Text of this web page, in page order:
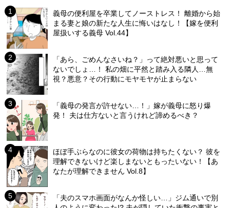
義母の便利屋を卒業してノーストレス！ 離婚から始
まる妻と娘の新たな人生に悔いはなし！【嫁を便利
屋扱いする義母 Vol.44】
「あら、ごめんなさいね？」って絶対悪いと思って
ないでしょ…！ 私の畑に平然と踏み入る隣人…無
視？悪意？その行動にモヤモヤが止まらない
「義母の発言が許せない…！」嫁が義母に怒り爆
発！ 夫は仕方ないと言うけれど諦めるべき？
ほぼ手ぶらなのに彼女の荷物は持ちたくない？ 彼を
理解できないけど楽しまないともったいない！【あ
なたが理解できません Vol.8】
「夫のスマホ画面がなんか怪しい…」ジム通いで別